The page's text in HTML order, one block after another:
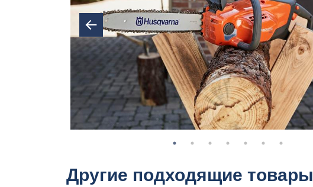
Другие подходящие товары